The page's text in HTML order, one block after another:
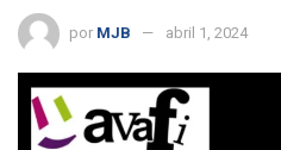
por MJB abril 1, 2024